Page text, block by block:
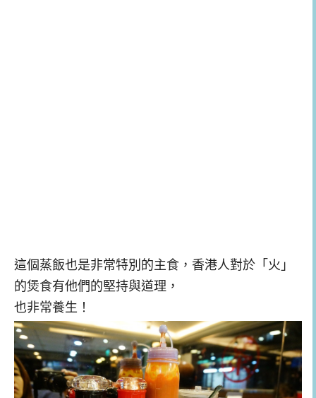
這個蒸飯也是非常特別的主食，香港人對於「火」
的煲食有他們的堅持與道理，
也非常養生！